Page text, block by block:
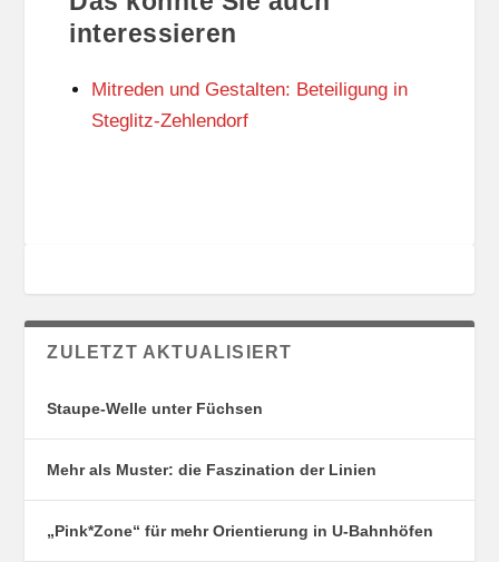
T
U
N
S
O
O
R
N
interessieren
Mitreden und Gestalten: Beteiligung in
Steglitz-Zehlendorf
ZULETZT AKTUALISIERT
Staupe-Welle unter Füchsen
Mehr als Muster: die Faszination der Linien
„Pink*Zone“ für mehr Orientierung in U-Bahnhöfen